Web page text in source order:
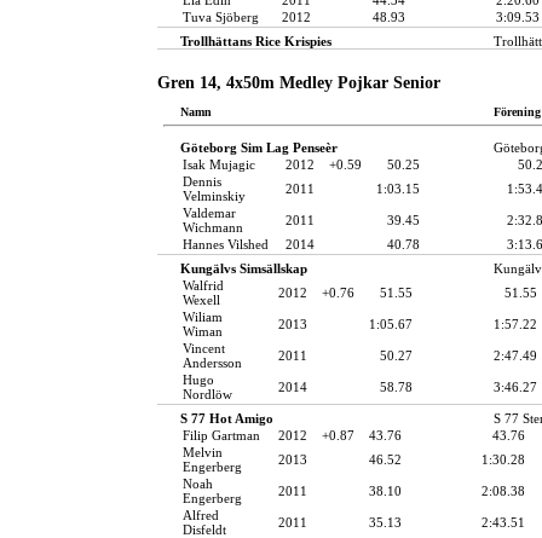
Tuva Sjöberg
2012 48.93
3:09.53
Trollhättans Rice Krispies
Gren 14, 4x50m Medley Pojkar Senior
Namn Förening
Göteborg Sim Lag Penseèr
Isak Mujagic
2012 +0.59 50.25
Dennis
Velminskiy
2011 1:03.15
Valdemar
Wichmann
2011 39.45
Hannes Vilshed
2014 40.78
Kungälvs Simsällskap
Walfrid
Wexell
2012 +0.76 51.55
51.55
Wiliam
Wiman
2013 1:05.67
1:57.22
Vincent
Andersson
2011 50.27
2:47.49
Hugo
Nordlöw
2014 58.78 3:46.27
S 77 Hot Amigo
S 77
Filip Gartman
2012 +0.87 43.76
43.76
Melvin
Engerberg
2013 46.52
1:30.28
Noah
Engerberg
2011 38.10
2:08.38
Alfred
Disfeldt
2011 35.13 2:43.51